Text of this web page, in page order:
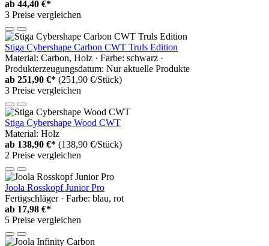
ab 44,40 €*
3 Preise vergleichen
Stiga Cybershape Carbon CWT Truls Edition
Material: Carbon, Holz · Farbe: schwarz ·
Produkterzeugungsdatum: Nur aktuelle Produkte
ab 251,90 €* (251,90 €/Stück)
3 Preise vergleichen
Stiga Cybershape Wood CWT
Material: Holz
ab 138,90 €* (138,90 €/Stück)
2 Preise vergleichen
Joola Rosskopf Junior Pro
Fertigschläger · Farbe: blau, rot
ab 17,98 €*
5 Preise vergleichen